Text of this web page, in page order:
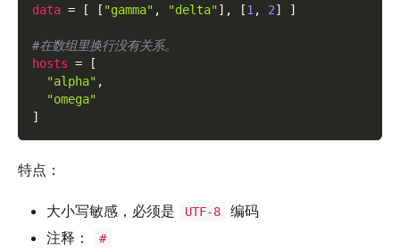
data = [ [ "gamma" , "delta"] , [1 , 2] ]
#在数组里换行没有关系。
hosts =
[
"alpha" ,
"omega"
]
特点：
大小写敏感，必须是 UTF-8
编码
注释：
#